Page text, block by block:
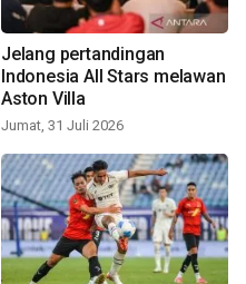
Jelang pertandingan
Indonesia All Stars melawan
Aston Villa
Jumat, 31 Juli 2026